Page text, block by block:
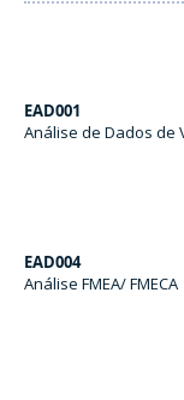
EAD001
Análise de Dados de
EAD004
Análise FMEA/ FMECA